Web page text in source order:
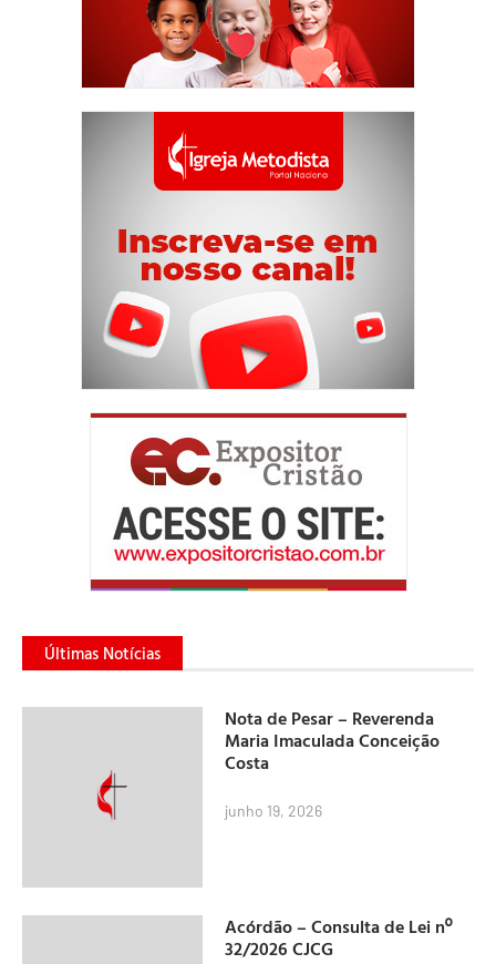
Últimas Notícias
Nota de Pesar – Reverenda
Maria Imaculada Conceição
Costa
junho 19, 2026
Acórdão – Consulta de Lei nº
32/2026 CJCG